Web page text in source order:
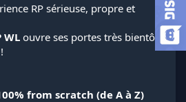
RP sérieuse, propre et
WLouvre ses portes très bientôt
from scratch (de A à Z)